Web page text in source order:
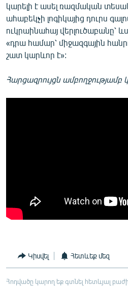
կարելի է ասել ռազմական
ահաբեկչի լոգիկայից դուրս
ուկրաինահայ վերլուծաբանը՝
«դրա համար՝ միջազգային
շատ կարևոր է»:
Հարցազրույցն ամբողջությամբ
Կիսվել Հետևեք մեզ
Հոդվածը կարող եք գտնել հետևյալ